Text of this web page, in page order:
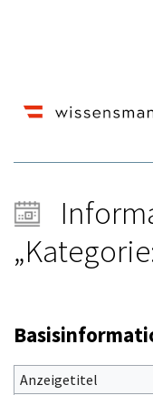
Wechseln zu: Navigation
Anzeigetitel